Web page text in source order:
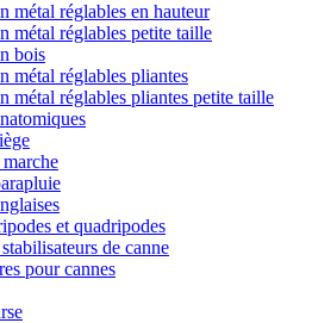
métal réglables en hauteur
métal réglables petite taille
bois
métal réglables pliantes
métal réglables pliantes petite taille
et quadripodes
de canne
pour cannes